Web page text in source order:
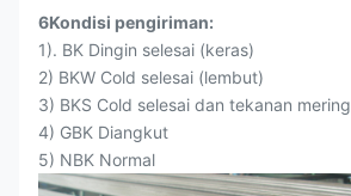
6Kondisi pengiriman:
1). BK Dingin selesai (keras)
2) BKW Cold selesai (lembut)
3) BKS Cold selesai dan tekanan
4) GBK Diangkut
5) NBK Normal